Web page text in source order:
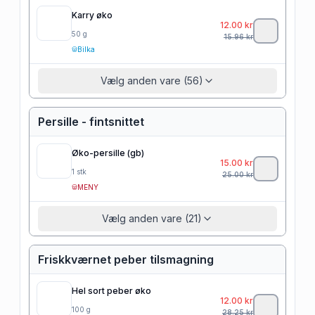
Karry øko
50 g
Bilka
12.00 kr
15.96kr
Vælg anden vare (56)
Persille - fintsnittet
Øko-persille (gb)
1 stk
MENY
15.00 kr
25.00kr
Vælg anden vare (21)
Friskkværnet peber tilsmagning
Hel sort peber øko
100 g
12.00 kr
28.25kr